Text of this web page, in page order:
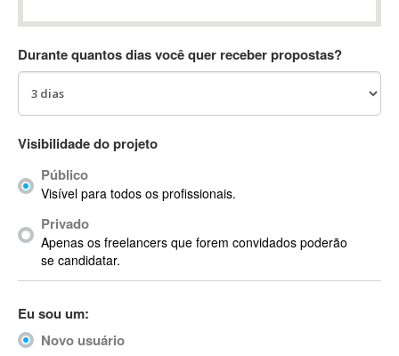
AC3
AccountMate
ACDSee
ACID Pro
ACPI
Acrobat X
ACT
Actian
Actimize
ActionScript 3
Active Directory
Durante quantos dias você quer receber propostas?
Visibilidade do projeto
Público
Visível para todos os profissionais.
Privado
Apenas os freelancers que forem convidados poderão
se candidatar.
Eu sou um:
Novo usuário